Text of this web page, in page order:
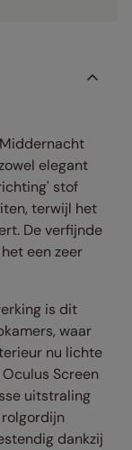
elegant
stof
terwijl het
De verfijnde
een zeer
is dit
waar
nu lichte
Screen
uitstraling
dankzij